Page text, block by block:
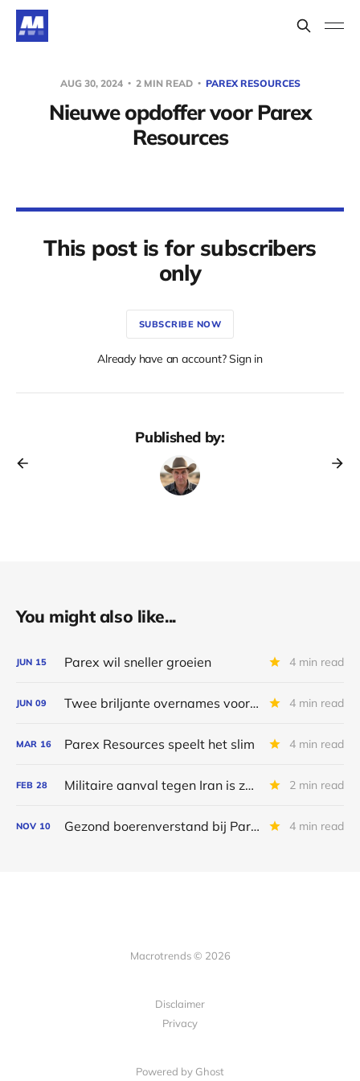
AUG 30, 2024 2 MIN READ PAREX RESOURCES
Nieuwe opdoffer voor Parex
Resources
This post is for subscribers
only
SUBSCRIBE NOW
Already have an account? Sign in
Published by:
You might also like...
JUN 15 Parex wil sneller groeien 4 min read
JUN 09 Twee briljante overnames voor Parex Resources 4 min read
MAR 16 Parex Resources speelt het slim 4 min read
FEB 28 Militaire aanval tegen Iran is zonet gestart 2 min read
NOV 10 Gezond boerenverstand bij Parex 4 min read
Macrotrends © 2026
Disclaimer
Privacy
Powered by Ghost